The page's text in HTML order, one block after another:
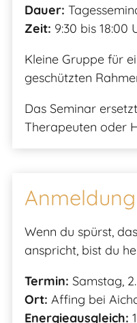
Dauer:
Zeit: 9:30 bis 18:00
Kleine Gruppe für
geschützten
Das Seminar
Therapeuten oder
Anmeldung
Wenn du spürst,
anspricht, bist du
Termin: Samstag,
Ort: Affing bei
Energieausgleich: